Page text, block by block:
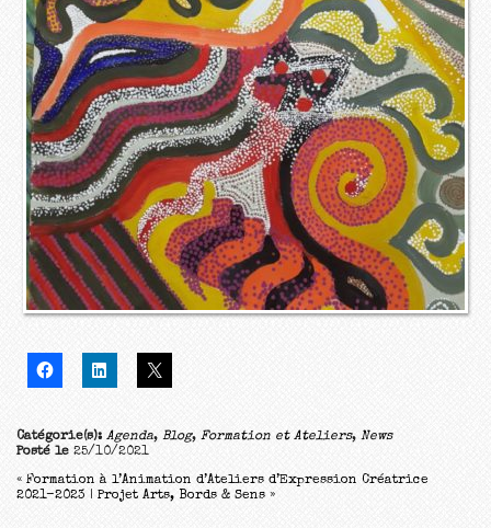
Catégorie(s): Agenda, Blog, Formation et Ateliers, News
Posté le 25/10/2021
« Formation à l’Animation d’Ateliers d’Expression Créatrice
2021-2023 | Projet Arts, Bords & Sens »